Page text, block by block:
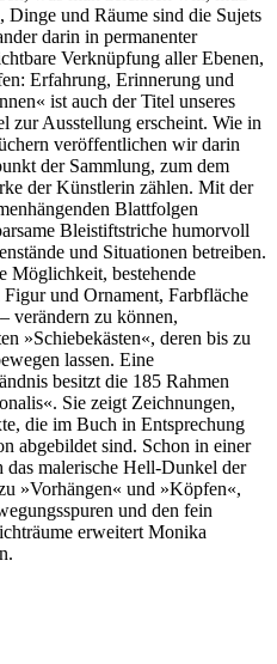
Dinge und Räume sind die Sujets
darin in permanenter
Verknüpfung aller Ebenen,
Erfahrung, Erinnerung und
ist auch der Titel unseres
zur Ausstellung erscheint. Wie in
veröffentlichen wir darin
der Sammlung, zum dem
der Künstlerin zählen. Mit der
Blattfolgen
Bleistiftstriche humorvoll
und Situationen betreiben.
Möglichkeit, bestehende
und Ornament, Farbfläche
verändern zu können,
»Schiebekästen«, deren bis zu
lassen. Eine
besitzt die 185 Rahmen
Sie zeigt Zeichnungen,
die im Buch in Entsprechung
abgebildet sind. Schon in einer
malerische Hell-Dunkel der
»Vorhängen« und »Köpfen«,
und den fein
erweitert Monika